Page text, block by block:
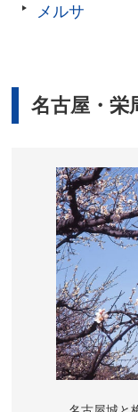
メルサ
名古屋・栄